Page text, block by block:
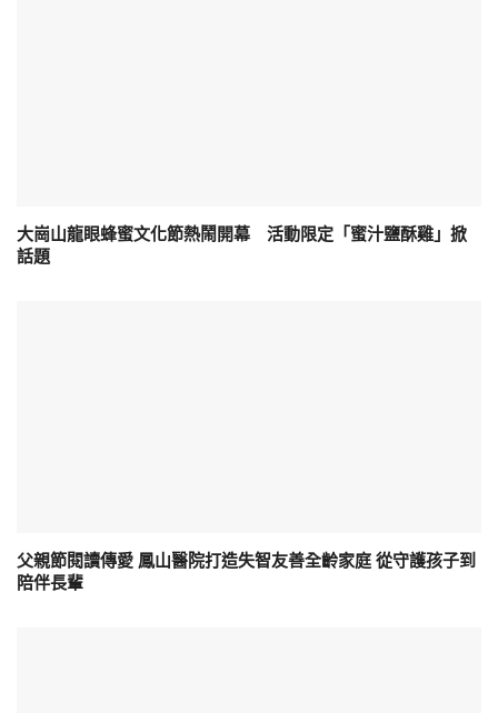
大崗山龍眼蜂蜜文化節熱鬧開幕 活動限定「蜜汁鹽酥雞」掀
話題
父親節閱讀傳愛 鳳山醫院打造失智友善全齡家庭 從守護孩子到
陪伴長輩